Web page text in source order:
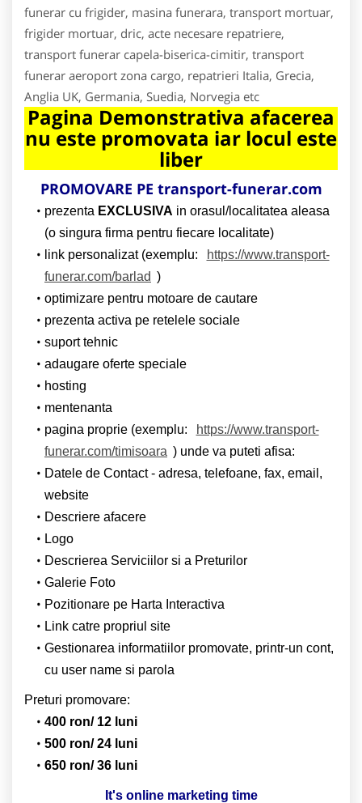
funerar cu frigider, masina funerara, transport mortuar,
frigider mortuar, dric, acte necesare repatriere,
transport funerar capela-biserica-cimitir, transport
funerar aeroport zona cargo, repatrieri Italia, Grecia,
Anglia UK, Germania, Suedia, Norvegia etc
Pagina Demonstrativa afacerea
nu este promovata iar locul este
liber
PROMOVARE PE transport-funerar.com
prezenta EXCLUSIVA in orasul/localitatea aleasa
(o singura firma pentru fiecare localitate)
link personalizat (exemplu:
https://www.transport-
funerar.com/barlad )
optimizare pentru motoare de cautare
prezenta activa pe retelele sociale
suport tehnic
adaugare oferte speciale
hosting
mentenanta
pagina proprie (exemplu:
https://www.transport-
funerar.com/timisoara ) unde va puteti afisa:
Datele de Contact - adresa, telefoane, fax, email,
website
Descriere afacere
Logo
Descrierea Serviciilor si a Preturilor
Galerie Foto
Pozitionare pe Harta Interactiva
Link catre propriul site
Gestionarea informatiilor promovate, printr-un cont,
cu user name si parola
Preturi promovare:
400 ron/ 12 luni
500 ron/ 24 luni
650 ron/ 36 luni
It's online marketing time